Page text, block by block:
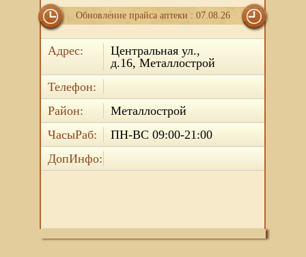
Обновление прайса аптеки : 07.08.26
Адрес:
Центральная ул.,
д.16, Металлострой
Телефон:
Район:
Металлострой
ЧасыРаб:
ПН-ВС 09:00-21:00
ДопИнфо: